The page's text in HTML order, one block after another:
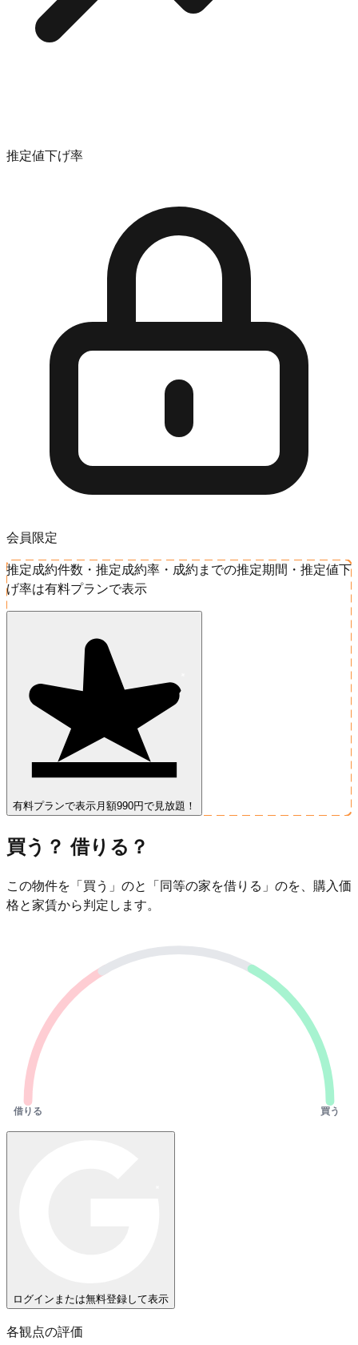
推定値下げ率
会員限定
推定成約件数・推定成約率・成約までの推定期間・推定値下
げ率は有料プランで表示
有料プランで表示 月額990円で見放題！
買う？ 借りる？
この物件を「買う」のと「同等の家を借りる」のを、購入価
格と家賃から判定します。
借りる 買う
ログインまたは無料登録して表示
各観点の評価